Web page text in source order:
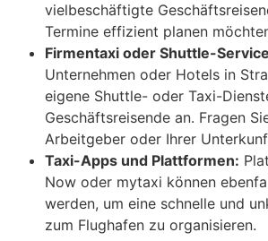
vielbeschäftigte
Termine effizient planen
Firmentaxi oder Shuttle-
Unternehmen oder Hotels in
eigene Shuttle- oder Taxi-
Geschäftsreisende an. Fragen
Arbeitgeber oder Ihrer
Taxi-Apps und Plattformen:
Now oder mytaxi können
werden, um eine schnelle und
zum Flughafen zu organisieren.